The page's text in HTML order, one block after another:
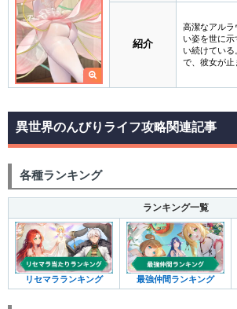
紹介
高潔なアルラ
い姿を世に
い続けている
で、彼女が止
異世界のんびりライフ攻略関連記事
各種ランキング
ランキング一覧
リセマラランキング 最強仲間ランキング